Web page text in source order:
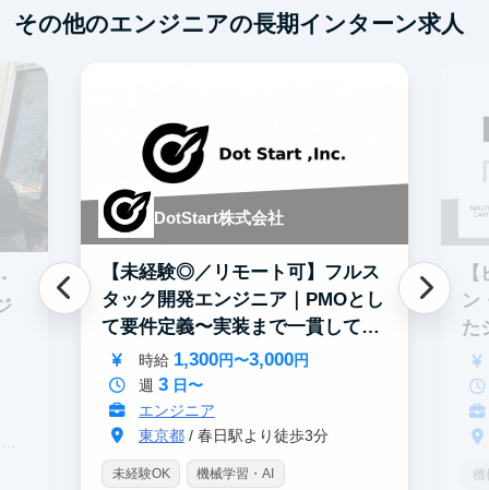
その他のエンジニアの長期インターン求人
DotStart株式会社
【未経験◎／リモート可】フルス
タック開発エンジニア｜PMOとし
て要件定義〜実装まで一貫して担
当
時給 1,300円〜3,000円
週 3日〜
エンジニア
東京都/ 春日駅より徒歩3分
未経験OK 機械学習・AI
ン
た
機